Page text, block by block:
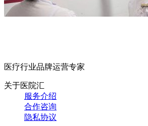
医疗行业品牌运营专家
关于医院汇
服务介绍
合作咨询
隐私协议